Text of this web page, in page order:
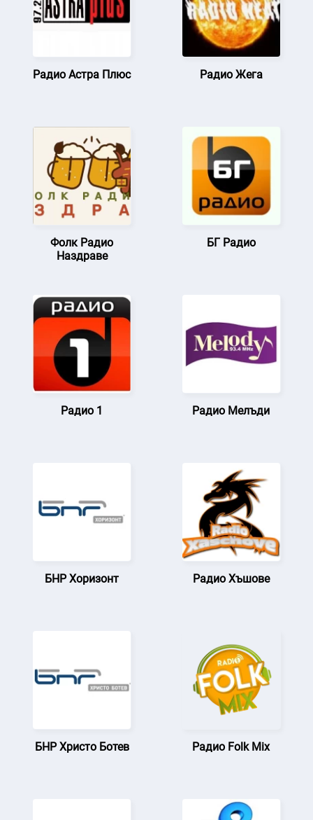
Радио Астра Плюс Радио Жега
Фолк Радио
Наздраве
БГ Радио
Радио 1 Радио Мелъди
БНР Хоризонт Радио Хъшове
БНР Христо Ботев Радио Folk Mix